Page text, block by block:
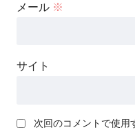
メール ※
サイト
次回のコメントで使用